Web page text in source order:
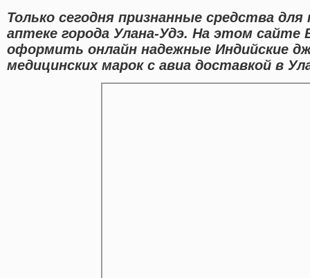
Только сегодня признанные средства
аптеке города Улана-Удэ. На этом
оформить онлайн надежные Индийские
медицинских марок с авиа доставкой в